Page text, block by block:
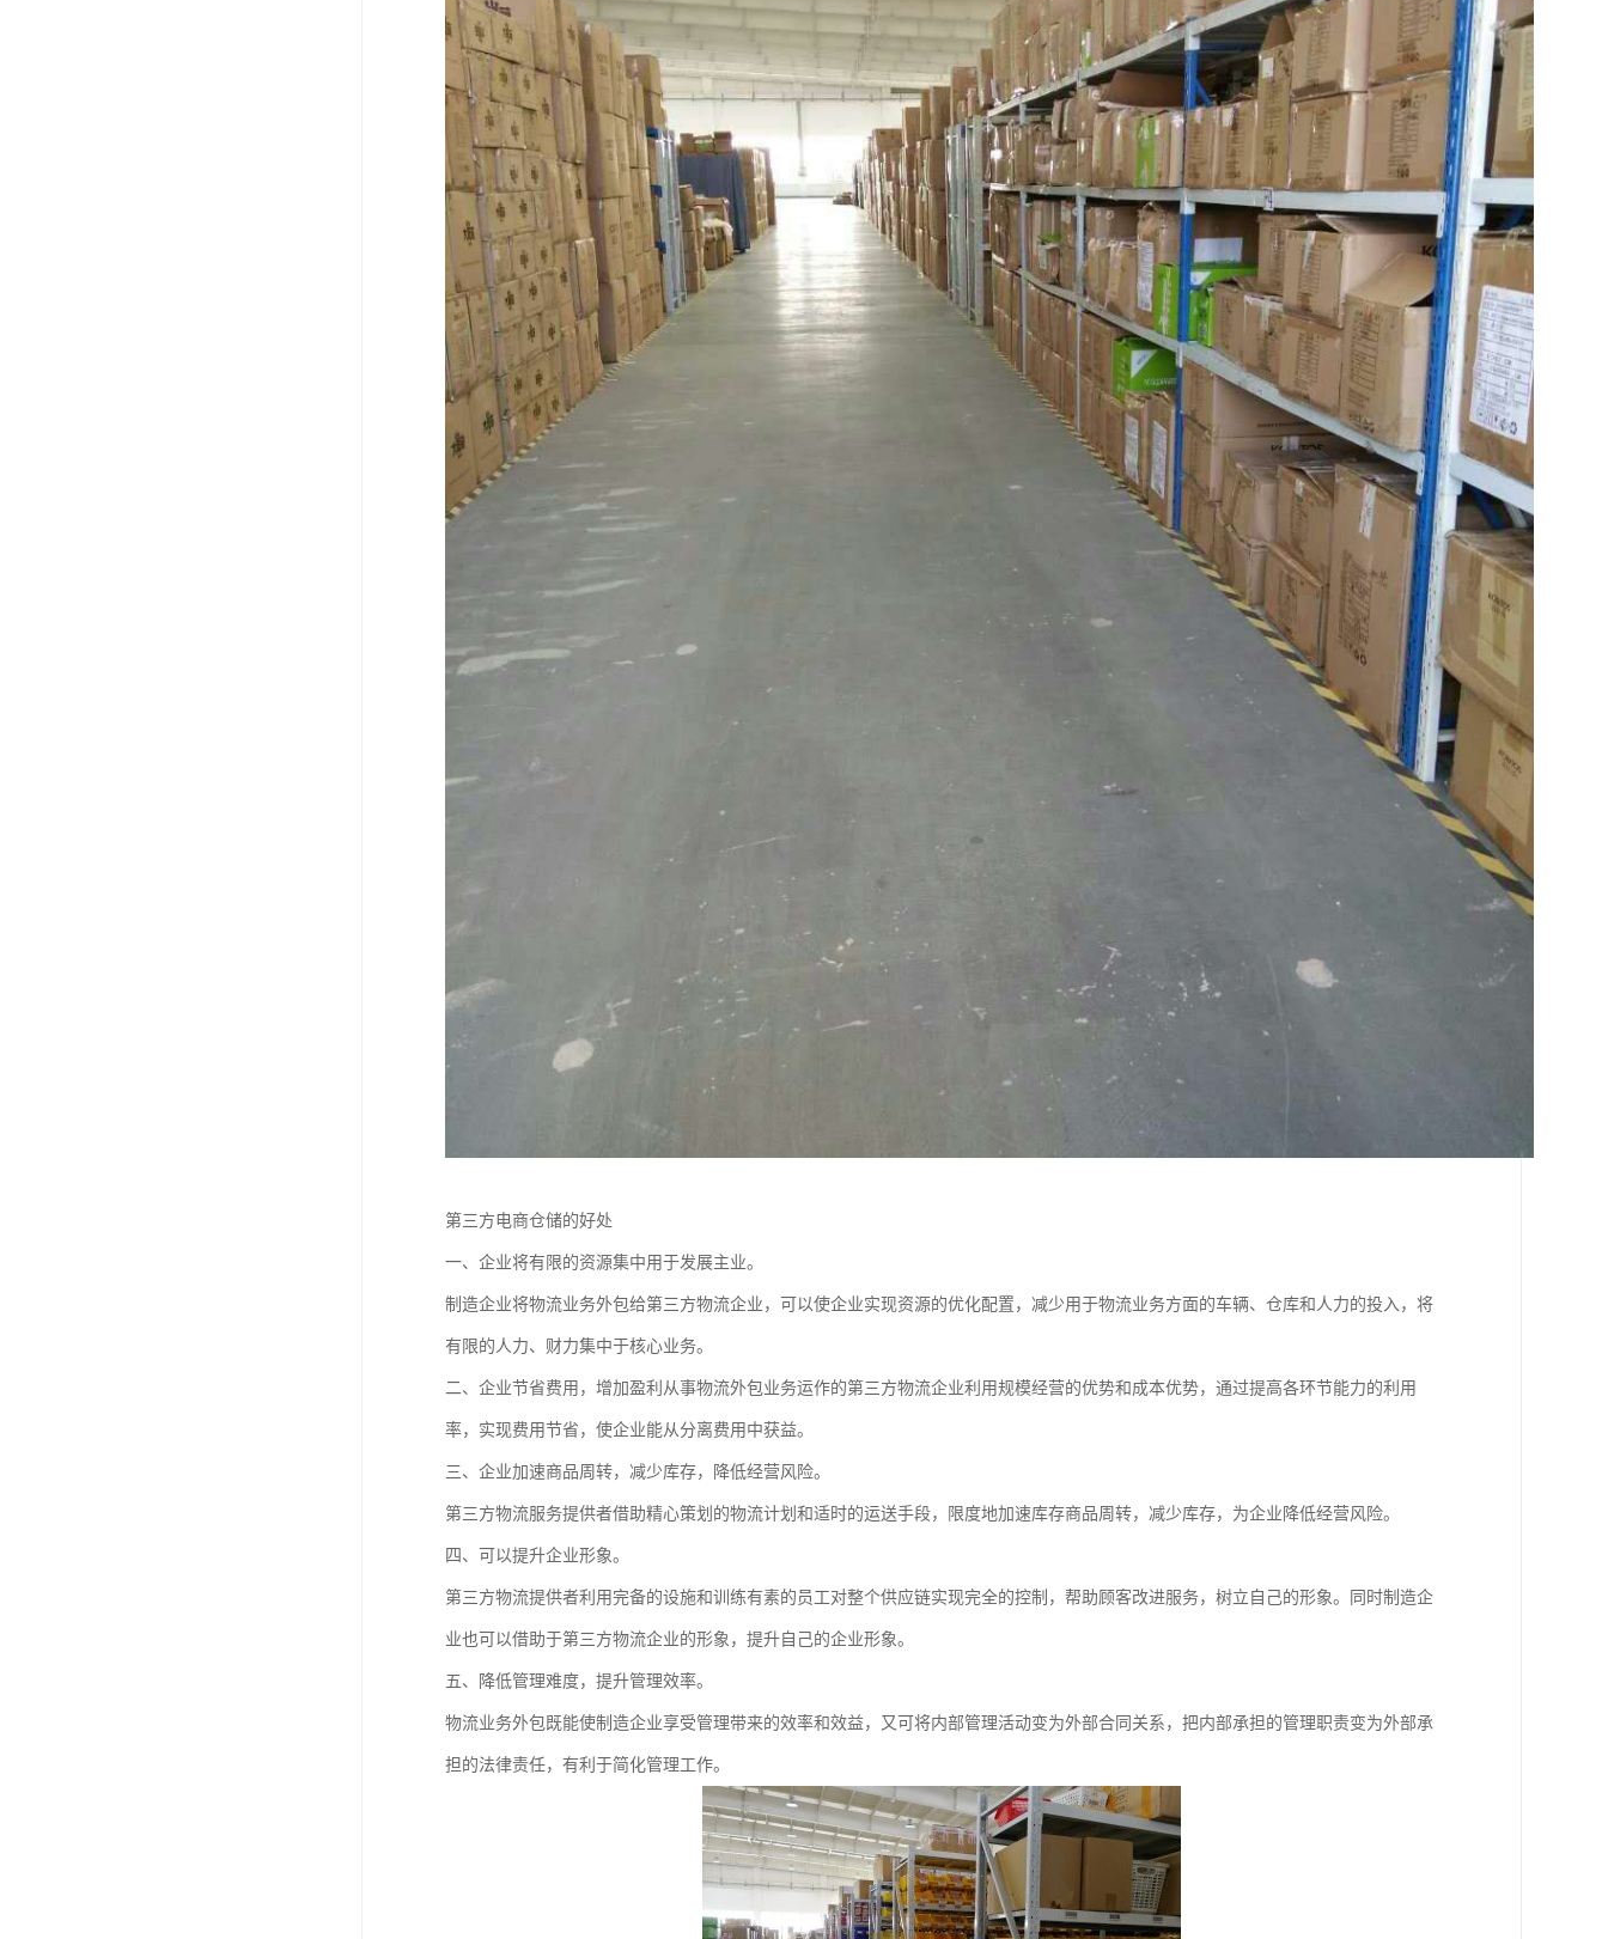
第三方电商仓储的好处
一、企业将有限的资源集中用于发展主业。
制造企业将物流业务外包给第三方物流企业，可以使企业实现资源的优化配置，减少用于物流业务方面的车辆、仓库和人力的投入，将
有限的人力、财力集中于核心业务。
二、企业节省费用，增加盈利从事物流外包业务运作的第三方物流企业利用规模经营的优势和成本优势，通过提高各环节能力的利用
率，实现费用节省，使企业能从分离费用中获益。
三、企业加速商品周转，减少库存，降低经营风险。
第三方物流服务提供者借助精心策划的物流计划和适时的运送手段，限度地加速库存商品周转，减少库存，为企业降低经营风险。
四、可以提升企业形象。
第三方物流提供者利用完备的设施和训练有素的员工对整个供应链实现完全的控制，帮助顾客改进服务，树立自己的形象。同时制造企
业也可以借助于第三方物流企业的形象，提升自己的企业形象。
五、降低管理难度，提升管理效率。
物流业务外包既能使制造企业享受管理带来的效率和效益，又可将内部管理活动变为外部合同关系，把内部承担的管理职责变为外部承
担的法律责任，有利于简化管理工作。